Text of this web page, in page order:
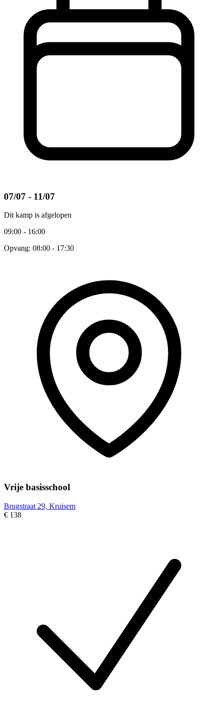
07/07 - 11/07
Dit kamp is afgelopen
09:00 - 16:00
Opvang: 08:00 - 17:30
Vrije basisschool
Brugstraat 29, Kruisem
€ 138